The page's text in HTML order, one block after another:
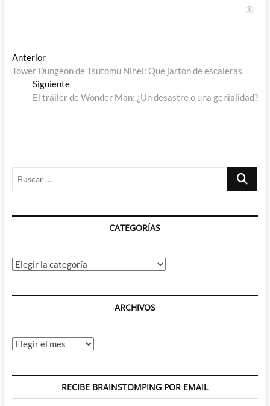
Navegación
de
entradas
AnteriorEntrada
anterior:
Tower Dungeon de Tsutomu Nihei: Que jartón de escaleras
SiguienteEntrada
siguiente:
El tráiler de Wonder Man: ¿Un desastre o una genialidad?
Buscar
CATEGORÍAS
Categorías
ARCHIVOS
Archivos
RECIBE BRAINSTOMPING POR EMAIL